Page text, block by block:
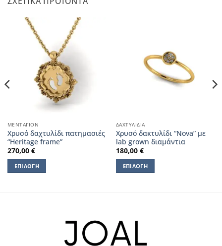
ΜΕΝΤΑΓΙΌΝ
Χρυσό δαχτυλίδι πατημασιές
“Heritage frame”
270,00 €
ΕΠΙΛΟΓΉ
ΔΑΧΤΥΛΊΔΙΑ
Χρυσό δακτυλίδι “Nova” με
lab grown διαμάντια
180,00 €
ΕΠΙΛΟΓΉ
πολλαπλές
παραλλαγές.
Οι